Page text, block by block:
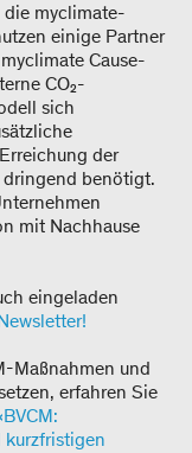
die myclimate-
einige Partner
Cause-
CO₂-
sich
der
benötigt.
mit Nachhause
eingeladen
Maßnahmen und
erfahren Sie
kurzfristigen